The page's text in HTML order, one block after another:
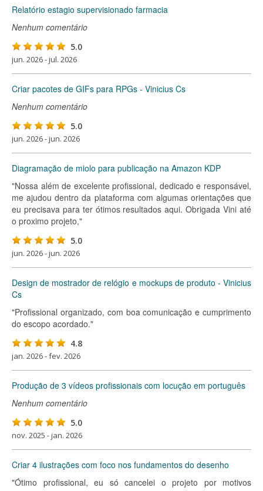
Relatório estagio supervisionado farmacia
Nenhum comentário
5.0
jun. 2026 - jul. 2026
Criar pacotes de GIFs para RPGs - Vinicius Cs
Nenhum comentário
5.0
jun. 2026 - jun. 2026
Diagramação de miolo para publicação na Amazon KDP
"Nossa além de excelente profissional, dedicado e responsável,
me ajudou dentro da plataforma com algumas orientações que
eu precisava para ter ótimos resultados aqui. Obrigada Vini até
o proximo projeto,"
5.0
jun. 2026 - jun. 2026
Design de mostrador de relógio e mockups de produto - Vinicius
Cs
"Profissional organizado, com boa comunicação e cumprimento
do escopo acordado."
4.8
jan. 2026 - fev. 2026
Produção de 3 vídeos profissionais com locução em português
Nenhum comentário
5.0
nov. 2025 - jan. 2026
Criar 4 ilustrações com foco nos fundamentos do desenho
"Ótimo profissional, eu só cancelei o projeto por motivos